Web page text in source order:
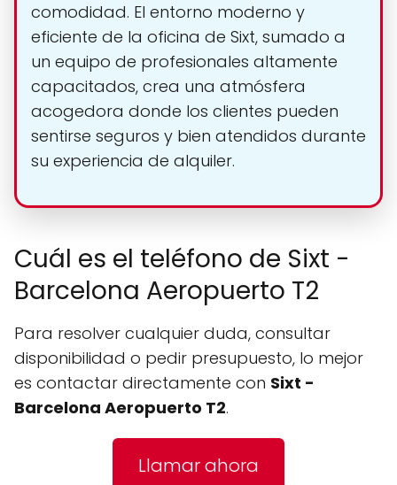
comodidad. El entorno moderno y
eficiente de la oficina de Sixt, sumado a
un equipo de profesionales altamente
capacitados, crea una atmósfera
acogedora donde los clientes pueden
sentirse seguros y bien atendidos durante
su experiencia de alquiler.
Cuál es el teléfono de Sixt -
Barcelona Aeropuerto T2
Para resolver cualquier duda, consultar
disponibilidad o pedir presupuesto, lo mejor
es contactar directamente con Sixt -
Barcelona Aeropuerto T2.
Llamar ahora